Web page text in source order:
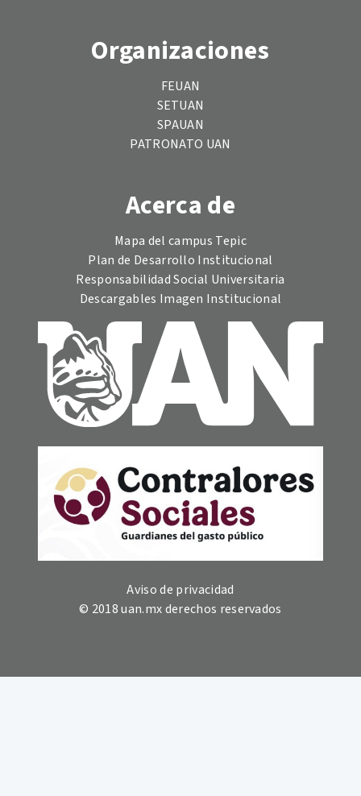
Organizaciones
FEUAN
SETUAN
SPAUAN
PATRONATO UAN
Acerca de
Mapa del campus Tepic
Plan de Desarrollo Institucional
Responsabilidad Social Universitaria
Descargables Imagen Institucional
Aviso de privacidad
© 2018 uan.mx derechos reservados